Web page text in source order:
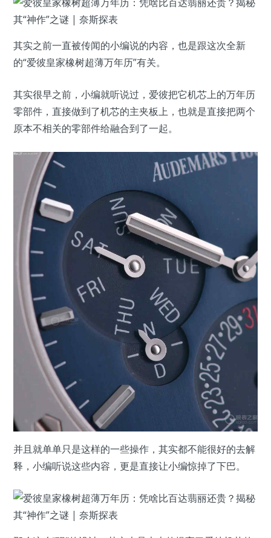
其实之前一直被传闻的小编说的内容，也是跟这次全新
的“爱彼皇家橡树超薄万年历”有关。
其实很早之前，小编就听说过，爱彼把它机芯上的万年历
零部件，直接做到了机芯的主夹板上，也就是直接把两个
原本不相关的零部件给融合到了一起。
并且就单单只是这样的一些操作，其实都不能很好的去解
释，小编听说这些内容，更是直接让小编惊掉了下巴。